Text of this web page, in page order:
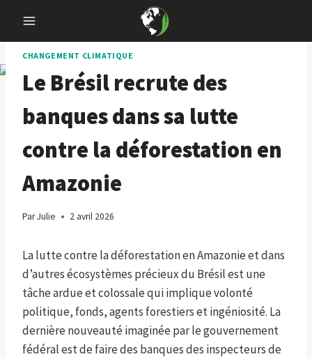
content
CHANGEMENT CLIMATIQUE
Le Brésil recrute des
banques dans sa lutte
contre la déforestation en
Amazonie
ParJulie 2 avril 2026
La lutte contre la déforestation en Amazonie et dans
d’autres écosystèmes précieux du Brésil est une
tâche ardue et colossale qui implique volonté
politique, fonds, agents forestiers et ingéniosité. La
dernière nouveauté imaginée par le gouvernement
fédéral est de faire des banques des inspecteurs de